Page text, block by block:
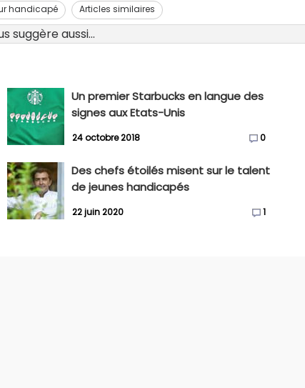
handicapé Articles similaires
suggère aussi...
Un premier Starbucks en langue des
signes aux Etats-Unis
24 octobre 2018 0
Des chefs étoilés misent sur le talent
de jeunes handicapés
22 juin 2020 1